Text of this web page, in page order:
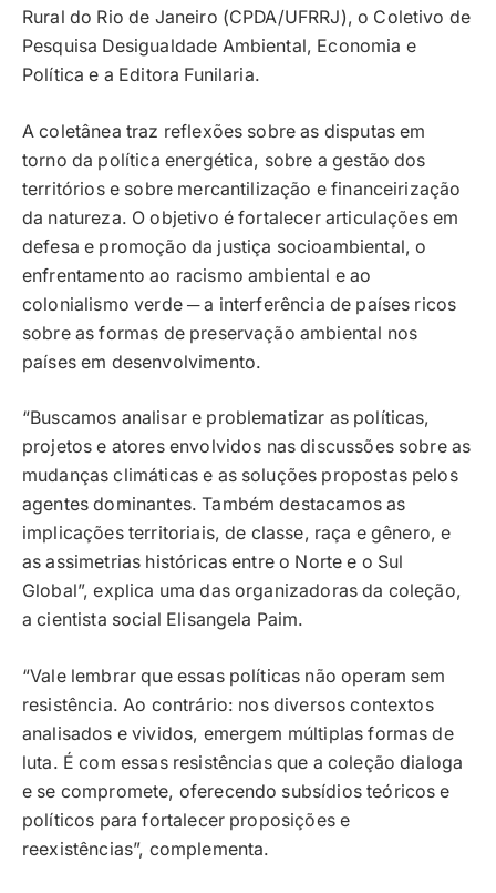
Rural do Rio de Janeiro (CPDA/UFRRJ), o Coletivo de
Pesquisa Desigualdade Ambiental, Economia e
Política e a Editora Funilaria.
A coletânea traz reflexões sobre as disputas em
torno da política energética, sobre a gestão dos
territórios e sobre mercantilização e financeirização
da natureza. O objetivo é fortalecer articulações em
defesa e promoção da justiça socioambiental, o
enfrentamento ao racismo ambiental e ao
colonialismo verde ─ a interferência de países ricos
sobre as formas de preservação ambiental nos
países em desenvolvimento.
“Buscamos analisar e problematizar as políticas,
projetos e atores envolvidos nas discussões sobre as
mudanças climáticas e as soluções propostas pelos
agentes dominantes. Também destacamos as
implicações territoriais, de classe, raça e gênero, e
as assimetrias históricas entre o Norte e o Sul
Global”, explica uma das organizadoras da coleção,
a cientista social Elisangela Paim.
“Vale lembrar que essas políticas não operam sem
resistência. Ao contrário: nos diversos contextos
analisados e vividos, emergem múltiplas formas de
luta. É com essas resistências que a coleção dialoga
e se compromete, oferecendo subsídios teóricos e
políticos para fortalecer proposições e
reexistências”, complementa.